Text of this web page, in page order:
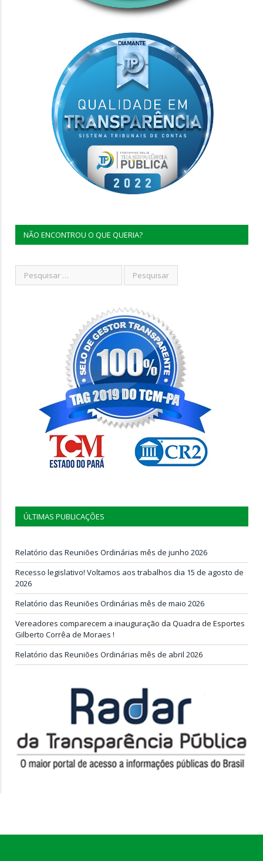
NÃO ENCONTROU O QUE QUERIA?
ÚLTIMAS PUBLICAÇÕES
Relatório das Reuniões Ordinárias mês de junho 2026
Recesso legislativo! Voltamos aos trabalhos dia 15 de agosto de
2026
Relatório das Reuniões Ordinárias mês de maio 2026
Vereadores comparecem a inauguração da Quadra de Esportes
Gilberto Corrêa de Moraes !
Relatório das Reuniões Ordinárias mês de abril 2026